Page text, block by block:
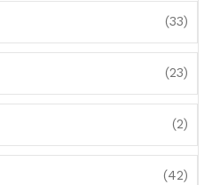
(33)
(23)
(2)
(42)